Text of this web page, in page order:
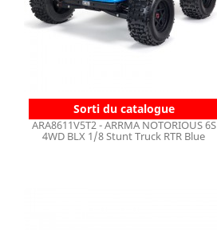
Sorti du catalogue
ARA8611V5T2 - ARRMA NOTORIOUS 6S
4WD BLX 1/8 Stunt Truck RTR Blue